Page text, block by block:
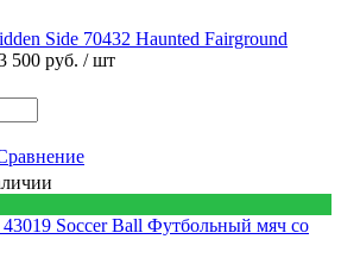
Side 70432 Haunted Fairground
500 руб. / шт